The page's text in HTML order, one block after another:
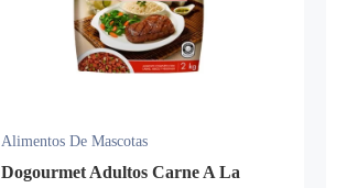
Alimentos De Mascotas
Dogourmet Adultos Carne A La